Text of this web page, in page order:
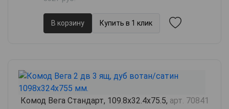
В корзину Купить в 1 клик
Комод Вега Стандарт, 109.8х32.4х75.5, арт. 70841